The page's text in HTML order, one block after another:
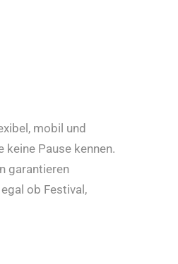
mobil und
keine Pause kennen.
garantieren
ob Festival,